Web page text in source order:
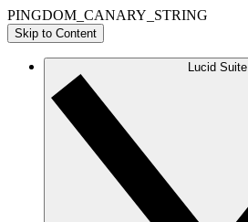
PINGDOM_CANARY_STRING
Skip to Content
Lucid Suite